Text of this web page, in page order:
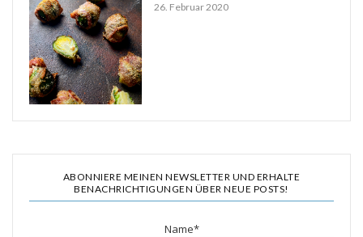
26. Februar 2020
ABONNIERE MEINEN NEWSLETTER UND ERHALTE
BENACHRICHTIGUNGEN ÜBER NEUE POSTS!
Name*